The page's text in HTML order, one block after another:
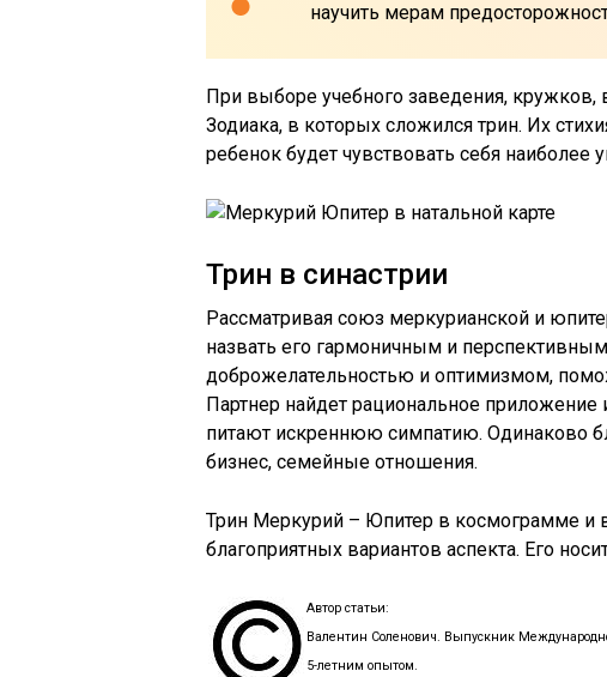
научить мерам
При выборе учебного заведения, кружков,
Зодиака, в которых сложился трин. Их
ребенок будет чувствовать себя наиболее
Трин в синастрии
Рассматривая союз меркурианской и
назвать его гармоничным и
доброжелательностью и оптимизмом,
Партнер найдет рациональное
питают искреннюю симпатию. Одинаково
бизнес, семейные отношения.
Трин Меркурий – Юпитер в космограмме и
благоприятных вариантов аспекта. Его
Автор статьи:
Валентин Соленович. Выпускник
5-летним опытом.